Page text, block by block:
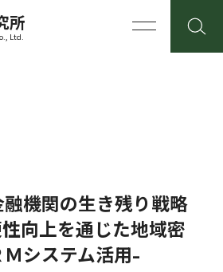
所
Ltd.
機関の生き残り戦略
向上を通じた地域密
システム活用-